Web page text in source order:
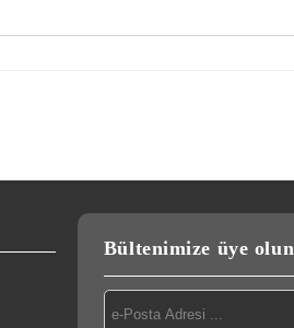
Bültenimize üye olun